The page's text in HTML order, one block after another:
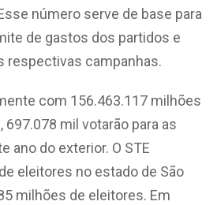
número serve de base para
de gastos dos partidos e
respectivas campanhas.
com 156.463.117 milhões
mil votarão para as
ano do exterior. O STE
eleitores no estado de São
milhões de eleitores. Em